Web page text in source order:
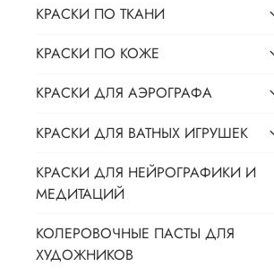
КРАСКИ ПО ТКАНИ
КРАСКИ ПО КОЖЕ
КРАСКИ ДЛЯ АЭРОГРАФА
КРАСКИ ДЛЯ ВАТНЫХ ИГРУШЕК
КРАСКИ ДЛЯ НЕЙРОГРАФИКИ И
МЕДИТАЦИЙ
КОЛЕРОВОЧНЫЕ ПАСТЫ ДЛЯ
ХУДОЖНИКОВ